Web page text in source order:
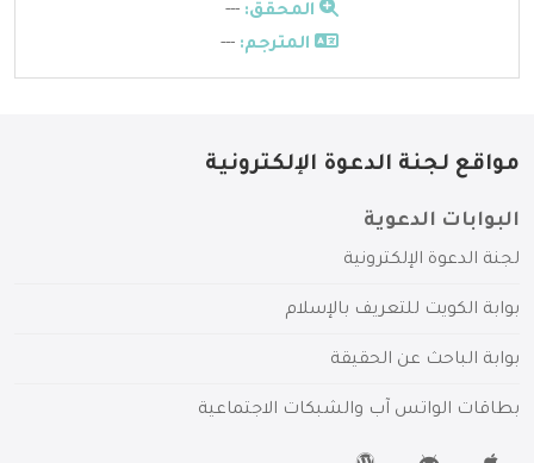
المحقق: ---
المترجم: ---
مواقع لجنة الدعوة الإلكترونية
البوابات الدعوية
لجنة الدعوة الإلكترونية
بوابة الكويت للتعريف بالإسلام
بوابة الباحث عن الحقيقة
بطاقات الواتس آب والشبكات الاجتماعية